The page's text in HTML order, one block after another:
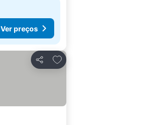
Ver preços
Partilhar
Adicionar aos favoritos